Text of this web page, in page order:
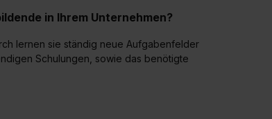
in Ihrem Unternehmen?
lernen sie ständig neue Aufgabenfelder
Schulungen, sowie das benötigte